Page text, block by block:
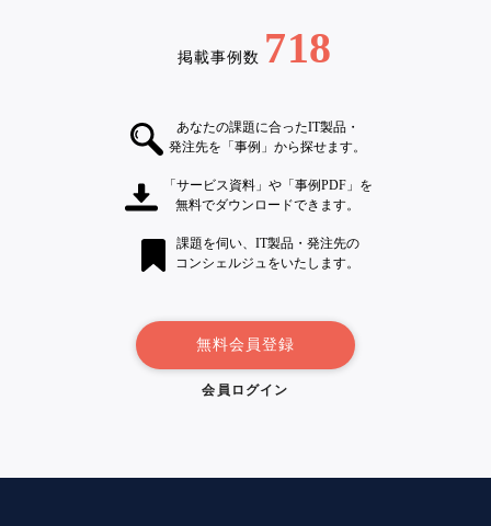
掲載事例数 718
あなたの課題に合ったIT製品・
発注先を「事例」から探せます。
「サービス資料」や「事例PDF」を
無料でダウンロードできます。
課題を伺い、IT製品・発注先の
コンシェルジュをいたします。
無料会員登録
会員ログイン